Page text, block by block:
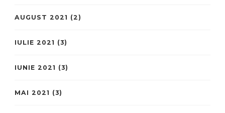
AUGUST 2021 (2)
IULIE 2021 (3)
IUNIE 2021 (3)
MAI 2021 (3)